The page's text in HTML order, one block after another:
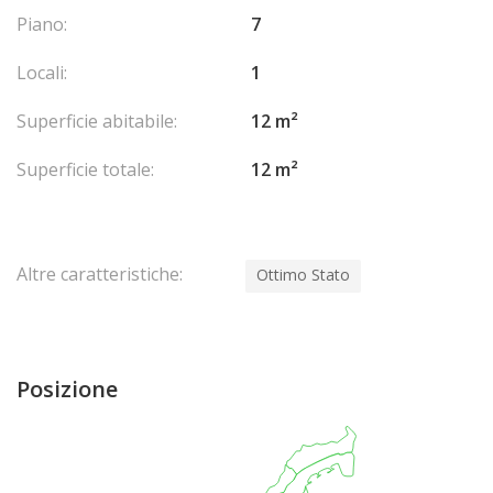
Piano:
7
Locali:
1
Superficie abitabile:
12 m²
Superficie totale:
12 m²
Altre caratteristiche: Ottimo Stato
Posizione